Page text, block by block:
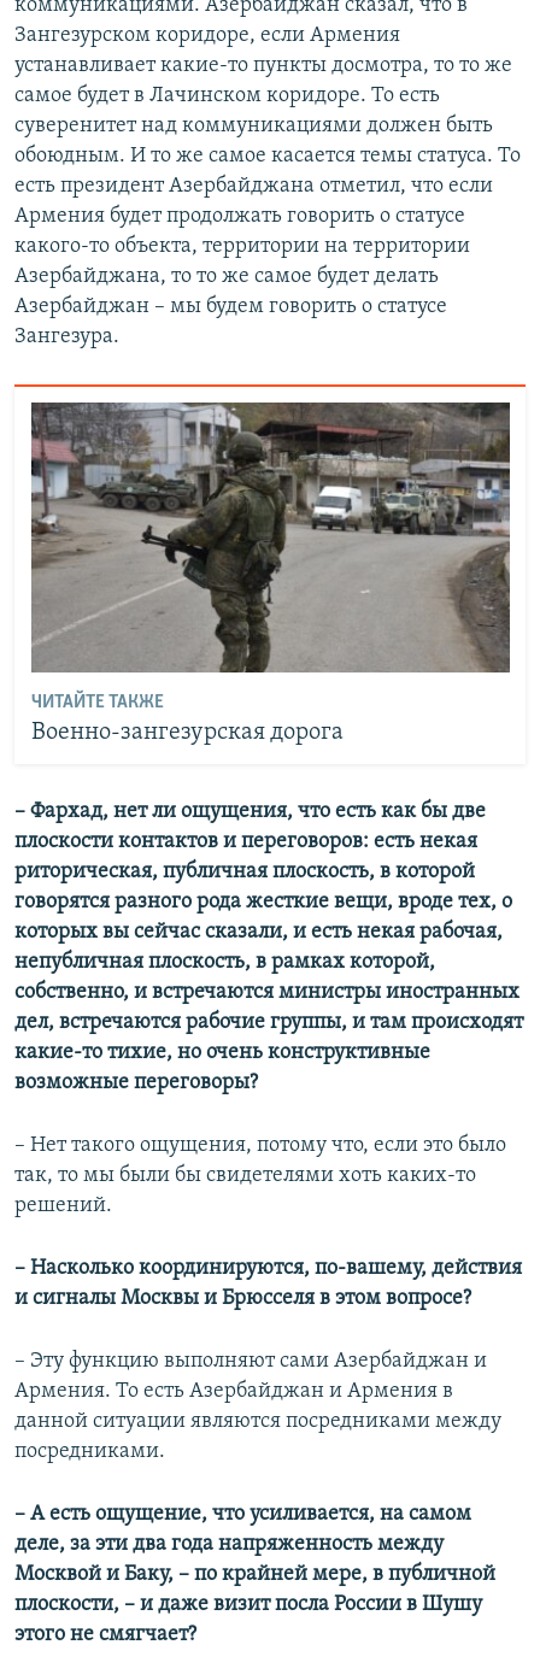
коммуникациями. Азербайджан сказал, что в
Зангезурском коридоре, если Армения
устанавливает какие-то пункты досмотра, то то же
самое будет в Лачинском коридоре. То есть
суверенитет над коммуникациями должен быть
обоюдным. И то же самое касается темы статуса. То
есть президент Азербайджана отметил, что если
Армения будет продолжать говорить о статусе
какого-то объекта, территории на территории
Азербайджана, то то же самое будет делать
Азербайджан – мы будем говорить о статусе
Зангезура.
ЧИТАЙТЕ ТАКЖЕ
Военно-зангезурская дорога
– Фархад, нет ли ощущения, что есть как бы две
плоскости контактов и переговоров: есть некая
риторическая, публичная плоскость, в которой
говорятся разного рода жесткие вещи, вроде тех, о
которых вы сейчас сказали, и есть некая рабочая,
непубличная плоскость, в рамках которой,
собственно, и встречаются министры иностранных
дел, встречаются рабочие группы, и там происходят
какие-то тихие, но очень конструктивные
возможные переговоры?
– Нет такого ощущения, потому что, если это было
так, то мы были бы свидетелями хоть каких-то
решений.
– Насколько координируются, по-вашему, действия
и сигналы Москвы и Брюсселя в этом вопросе?
– Эту функцию выполняют сами Азербайджан и
Армения. То есть Азербайджан и Армения в
данной ситуации являются посредниками между
посредниками.
– А есть ощущение, что усиливается, на самом
деле, за эти два года напряженность между
Москвой и Баку, – по крайней мере, в публичной
плоскости, – и даже визит посла России в Шушу
этого не смягчает?